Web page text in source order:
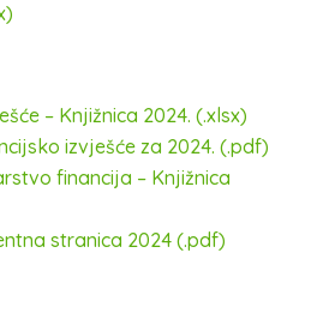
– Knjižnica 2024. (.xlsx)
izvješće za 2024. (.pdf)
financija – Knjižnica
stranica 2024 (.pdf)